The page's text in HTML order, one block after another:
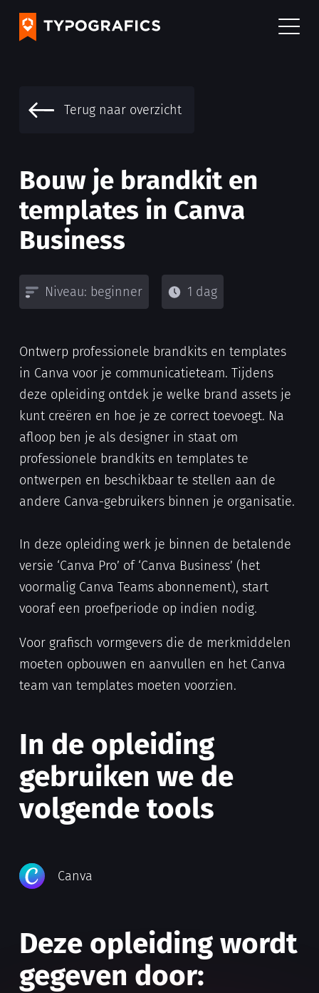
Terug naar overzicht
Bouw je brandkit en
templates in Canva
Business
Niveau: beginner 1 dag
Ontwerp professionele brandkits en templates
in Canva voor je communicatieteam. Tijdens
deze opleiding ontdek je welke brand assets je
kunt creëren en hoe je ze correct toevoegt. Na
afloop ben je als designer in staat om
professionele brandkits en templates te
ontwerpen en beschikbaar te stellen aan de
andere Canva-gebruikers binnen je organisatie.
In deze opleiding werk je binnen de betalende
versie ‘Canva Pro’ of ‘Canva Business’ (het
voormalig Canva Teams abonnement), start
vooraf een proefperiode op indien nodig.
Voor grafisch vormgevers die de merkmiddelen
moeten opbouwen en aanvullen en het Canva
team van templates moeten voorzien.
In de opleiding
gebruiken we de
volgende tools
Canva
Deze opleiding wordt
gegeven door: